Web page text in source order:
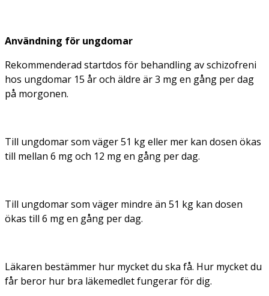
Användning för ungdomar
Rekommenderad startdos för behandling av schizofreni
hos ungdomar 15 år och äldre är 3 mg en gång per dag
på morgonen.
Till ungdomar som väger 51 kg eller mer kan dosen ökas
till mellan 6 mg och 12 mg en gång per dag.
Till ungdomar som väger mindre än 51 kg kan dosen
ökas till 6 mg en gång per dag.
Läkaren bestämmer hur mycket du ska få. Hur mycket du
får beror hur bra läkemedlet fungerar för dig.